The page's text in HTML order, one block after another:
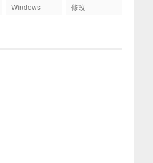
Windows 修改